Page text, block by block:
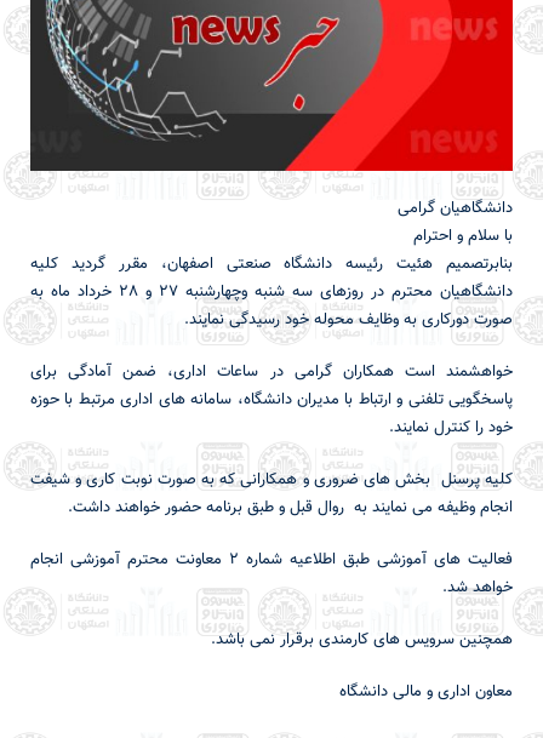
دانشگاهیان گرامی
با سلام و احترام
بنابرتصمیم هئیت رئیسه دانشگاه صنعتی اصفهان، مقرر گردید کلیه
دانشگاهیان محترم در روزهای سه شنبه وچهارشنبه 27 و 28 خرداد ماه به
صورت دورکاری به وظایف محوله خود رسیدگی نمایند.
خواهشمند است همکاران گرامی در ساعات اداری، ضمن آمادگی برای
پاسخگویی تلفنی و ارتباط با مدیران دانشگاه، سامانه های اداری مرتبط با حوزه
خود را کنترل نمایند.
کلیه پرسنل بخش های ضروری و همکارانی که به صورت نوبت کاری و شیفت
انجام وظیفه می نمایند به روال قبل و طبق برنامه حضور خواهند داشت.
فعالیت های آموزشی طبق اطلاعیه شماره ۲ معاونت محترم آموزشی انجام
خواهد شد.
همچنین سرویس های کارمندی برقرار نمی باشد.
معاون اداری و مالی دانشگاه